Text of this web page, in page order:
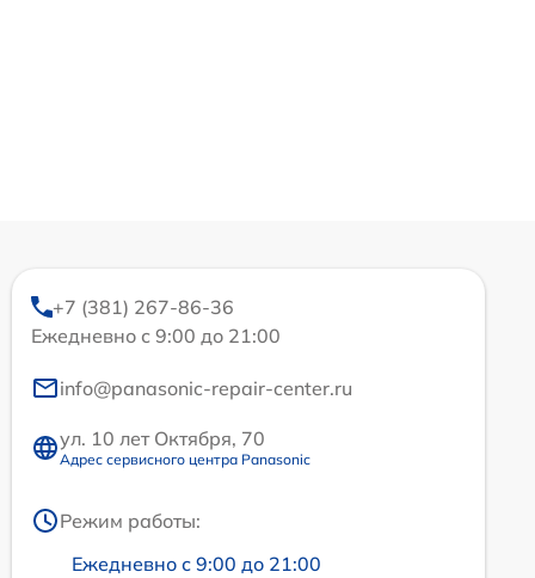
+7 (381) 267-86-36
Ежедневно с 9:00 до 21:00
info@panasonic-repair-center.ru
ул. 10 лет Октября, 70
Адрес сервисного центра Panasonic
Режим работы:
Ежедневно с 9:00 до 21:00